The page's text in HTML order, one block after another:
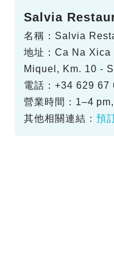
Salvia
名稱：Salvia
地址：Ca Na
Miquel, Km. 10 -
電話：+34 629 67
營業時間：1–4
其他相關連結： 預